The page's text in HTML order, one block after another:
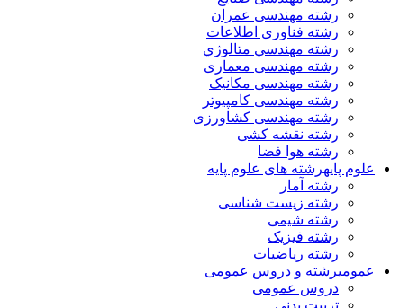
رشته مهندسی عمران
رشته فناوری اطلاعات
رشته مهندسي متالوژي
رشته مهندسی معماری
رشته مهندسی مکانیک
رشته مهندسی کامپیوتر
رشته مهندسی کشاورزی
رشته نقشه کشی
رشته هوا فضا
علوم پایهرشته های علوم پایه
رشته آمار
رشته زیست شناسی
رشته شیمی
رشته فیزیک
رشته ریاضیات
عمومیرشته و دروس عمومی
دروس عمومی